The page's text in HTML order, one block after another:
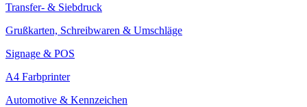
Transfer- & Siebdruck
Grußkarten, Schreibwaren & Umschläge
Signage & POS
A4 Farbprinter
Automotive & Kennzeichen